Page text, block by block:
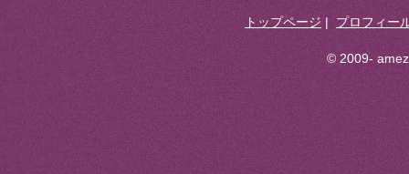
トップページ | プロフィー
© 2009-